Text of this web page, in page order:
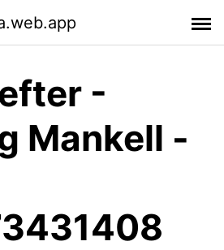
-
Mankell -